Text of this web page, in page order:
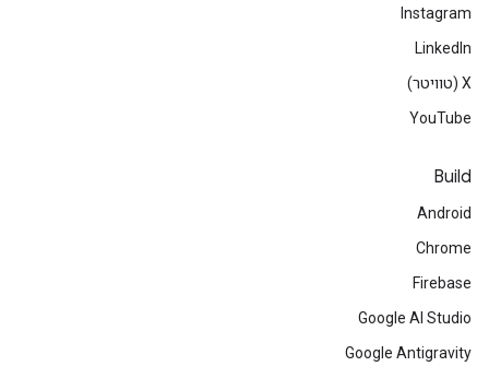
Instagram
LinkedIn
‫X (טוויטר)
YouTube
Build
Android
Chrome
Firebase
Google AI Studio
Google Antigravity